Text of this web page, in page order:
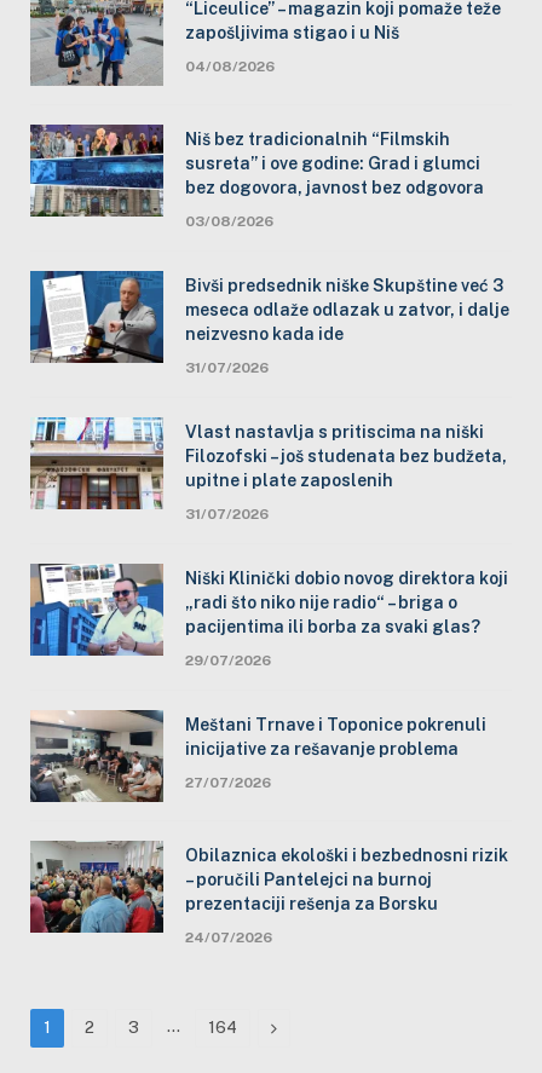
“Liceulice” – magazin koji pomaže teže
zapošljivima stigao i u Niš
04/08/2026
Niš bez tradicionalnih “Filmskih
susreta” i ove godine: Grad i glumci
bez dogovora, javnost bez odgovora
03/08/2026
Bivši predsednik niške Skupštine već 3
meseca odlaže odlazak u zatvor, i dalje
neizvesno kada ide
31/07/2026
Vlast nastavlja s pritiscima na niški
Filozofski – još studenata bez budžeta,
upitne i plate zaposlenih
31/07/2026
Niški Klinički dobio novog direktora koji
„radi što niko nije radio“ – briga o
pacijentima ili borba za svaki glas?
29/07/2026
Meštani Trnave i Toponice pokrenuli
inicijative za rešavanje problema
27/07/2026
Obilaznica ekološki i bezbednosni rizik
– poručili Pantelejci na burnoj
prezentaciji rešenja za Borsku
24/07/2026
1 2 3 … 164 Next